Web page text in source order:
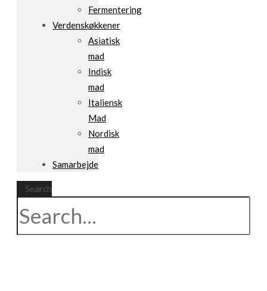
Fermentering
Verdenskøkkener
Asiatisk
mad
Indisk
mad
Italiensk
Mad
Nordisk
mad
Samarbejde
Search